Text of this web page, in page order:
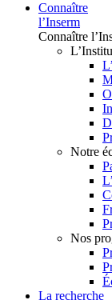
Connaître
l’Inserm
Connaître
Notre
Nos
La recherche